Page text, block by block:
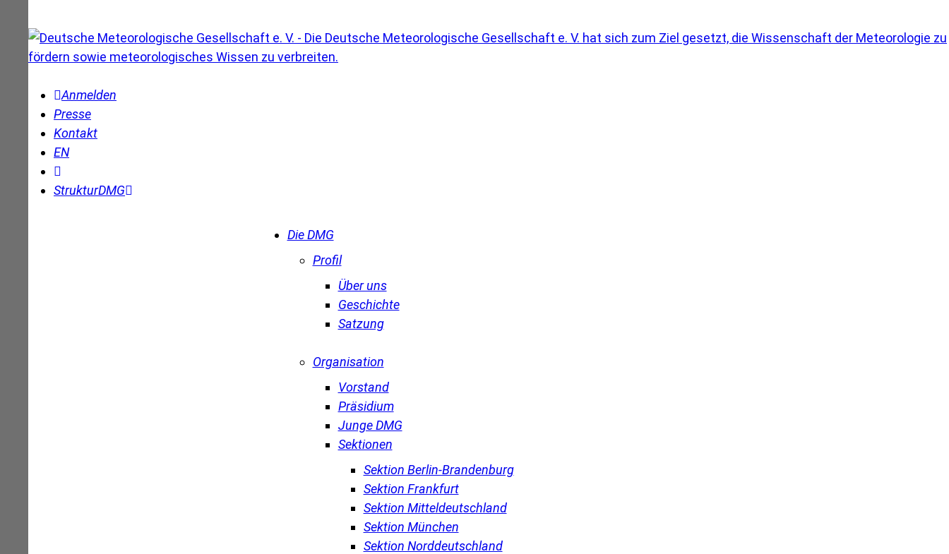
Anmelden
Presse
Kontakt
EN
StrukturDMG
Die DMG
Profil
Über uns
Geschichte
Satzung
Organisation
Vorstand
Präsidium
Junge DMG
Sektionen
Sektion Berlin-Brandenburg
Sektion Frankfurt
Sektion Mitteldeutschland
Sektion München
Sektion Norddeutschland